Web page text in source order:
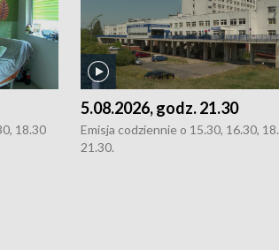
18.30
5.08.2026, godz. 21.30
Emisja codziennie o 15.30, 16.30,
21.30.